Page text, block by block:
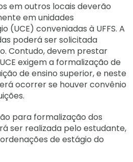
em outros locais deverão
em unidades
(UCE) conveniadas à UFFS. A
poderá ser solicitada
Contudo, devem prestar
exigem a formalização de
de ensino superior, e neste
ocorrer se houver convênio
para formalização dos
ser realizada pelo estudante,
de estágio do